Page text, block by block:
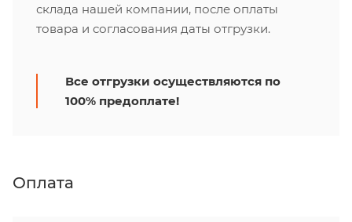
склада нашей компании, после оплаты
товара и согласования даты отгрузки.
Все отгрузки осуществляются по
100% предоплате!
Оплата